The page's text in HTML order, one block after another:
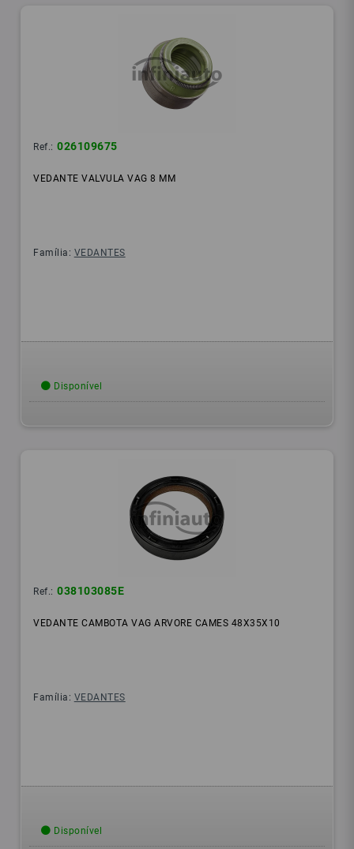
Ref.: 026109675
VEDANTE VALVULA VAG 8 MM
Família: VEDANTES
Disponível
Ref.: 038103085E
VEDANTE CAMBOTA VAG ARVORE CAMES 48X35X10
Família: VEDANTES
Disponível